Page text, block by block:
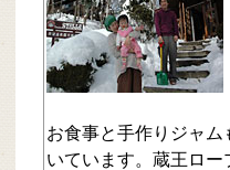
お食事と手作りジャ
いています。蔵王ロ